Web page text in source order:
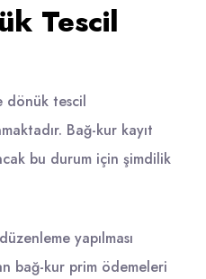
Tescil
dönük tescil
Bağ-kur kayıt
bu durum için şimdilik
yapılması
bağ-kur prim ödemeleri